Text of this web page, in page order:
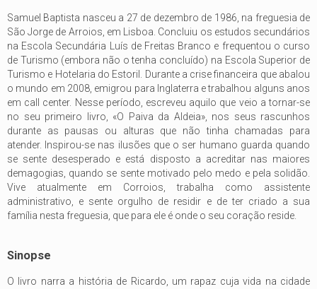
Samuel Baptista nasceu a 27 de dezembro de 1986, na freguesia de
São Jorge de Arroios, em Lisboa. Concluiu os estudos secundários
na Escola Secundária Luís de Freitas Branco e frequentou o curso
de Turismo (embora não o tenha concluído) na Escola Superior de
Turismo e Hotelaria do Estoril. Durante a crise financeira que abalou
o mundo em 2008, emigrou para Inglaterra e trabalhou alguns anos
em call center. Nesse período, escreveu aquilo que veio a tornar-se
no seu primeiro livro, «O Paiva da Aldeia», nos seus rascunhos
durante as pausas ou alturas que não tinha chamadas para
atender. Inspirou-se nas ilusões que o ser humano guarda quando
se sente desesperado e está disposto a acreditar nas maiores
demagogias, quando se sente motivado pelo medo e pela solidão.
Vive atualmente em Corroios, trabalha como assistente
administrativo, e sente orgulho de residir e de ter criado a sua
família nesta freguesia, que para ele é onde o seu coração reside.
Sinopse
O livro narra a história de Ricardo, um rapaz cuja vida na cidade